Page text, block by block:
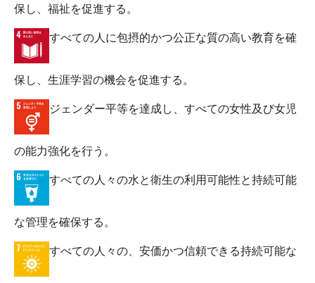
保し、福祉を促進する。
すべての人に包摂的かつ公正な質の高い教育を確
保し、生涯学習の機会を促進する。
ジェンダー平等を達成し、すべての女性及び女児
の能力強化を行う。
すべての人々の水と衛生の利用可能性と持続可能
な管理を確保する。
すべての人々の、安価かつ信頼できる持続可能な